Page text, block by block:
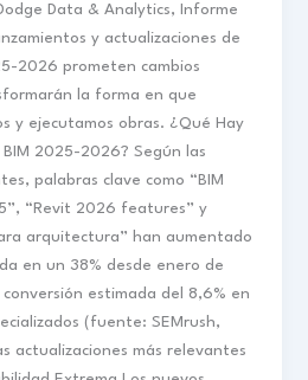
Data & Analytics, Informe
y actualizaciones de
2026 prometen cambios
la forma en que
y ejecutamos obras. ¿Qué Hay
2025-2026? Según las
palabras clave como “BIM
“Revit 2026 features” y
arquitectura” han aumentado
en un 38% desde enero de
estimada del 8,6% en
(fuente: SEMrush,
actualizaciones más relevantes